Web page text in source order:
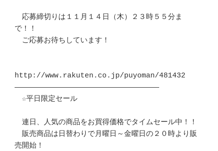
応募締切りは１１月１４日（木）２３時５５分ま
で！！
ご応募お待ちしています！
http://www.rakuten.co.jp/puyoman/481432
―――――――――――――――――――――――――――――――――
☆平日限定セール
連日、人気の商品をお買得価格でタイムセール中！！
販売商品は日替わりで月曜日～金曜日の２０時より販
売開始！